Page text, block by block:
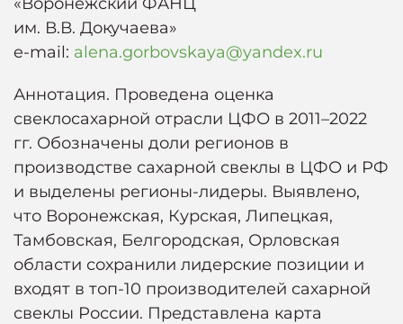
им. В.В. Докучаева»
e-mail: alena.gorbovskaya@yandex.ru
Аннотация. Проведена оценка
свеклосахарной отрасли ЦФО в 2011–2022
гг. Обозначены доли регионов в
производстве сахарной свеклы в ЦФО и РФ
и выделены регионы-лидеры. Выявлено,
что Воронежская, Курская, Липецкая,
Тамбовская, Белгородская, Орловская
области сохранили лидерские позиции и
входят в топ-10 производителей сахарной
свеклы России. Представлена карта